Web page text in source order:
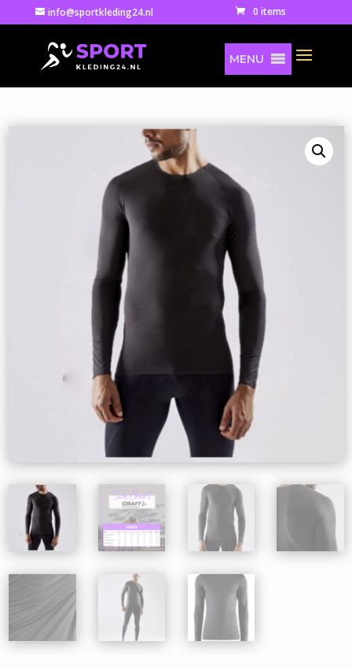
info@sportkleding24.nl 0 items
MENU